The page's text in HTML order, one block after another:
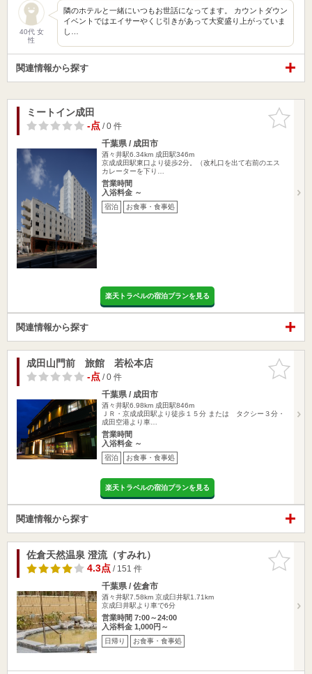
40代 女
性
隣のホテルと一緒にいつもお世話になってます。 カウントダウン
イベントではエイサーやくじ引きがあって大変盛り上がっていま
し…
関連情報から探す
お気に入
りに追加
ミートイン成田
-点/ 0 件
千葉県 / 成田市
酒々井駅6.34km 成田駅346m
京成成田駅東口より徒歩2分。（改札口を出て右前のエス
カレーターを下り…
営業時間
入浴料金 ～
宿泊 お食事・食事処
楽天トラベルの宿泊プランを見る
関連情報から探す
お気に入
りに追加
成田山門前 旅館 若松本店
-点/ 0 件
千葉県 / 成田市
酒々井駅6.98km 成田駅846m
ＪＲ・京成成田駅より徒歩１５分 または タクシー３分・
成田空港より車…
営業時間
入浴料金 ～
宿泊 お食事・食事処
楽天トラベルの宿泊プランを見る
関連情報から探す
お気に入
りに追加
佐倉天然温泉 澄流（すみれ）
4.3点/ 151 件
千葉県 / 佐倉市
酒々井駅7.58km 京成臼井駅1.71km
京成臼井駅より車で6分
営業時間 7:00～24:00
入浴料金 1,000円～
日帰り お食事・食事処